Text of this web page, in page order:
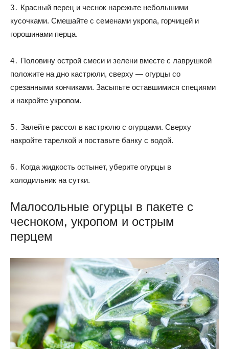
3․ Красный перец и чеснок нарежьте небольшими
кусочками. Смешайте с семенами укропа, горчицей и
горошинами перца.
4․ Половину острой смеси и зелени вместе с лаврушкой
положите на дно кастрюли, сверху — огурцы со
срезанными кончиками. Засыпьте оставшимися специями
и накройте укропом.
5․ Залейте рассол в кастрюлю с огурцами. Сверху
накройте тарелкой и поставьте банку с водой.
6․ Когда жидкость остынет, уберите огурцы в
холодильник на сутки.
Малосольные огурцы в пакете с
чесноком, укропом и острым
перцем